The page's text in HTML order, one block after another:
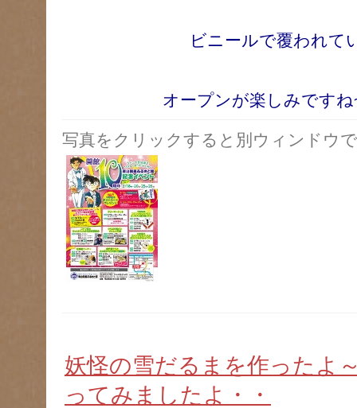
ビニールで覆われて
オープンが楽しみで
写真をクリックすると別ウィンドウ
妖怪の雪だるまを作ったよ
ってみましたよ・・